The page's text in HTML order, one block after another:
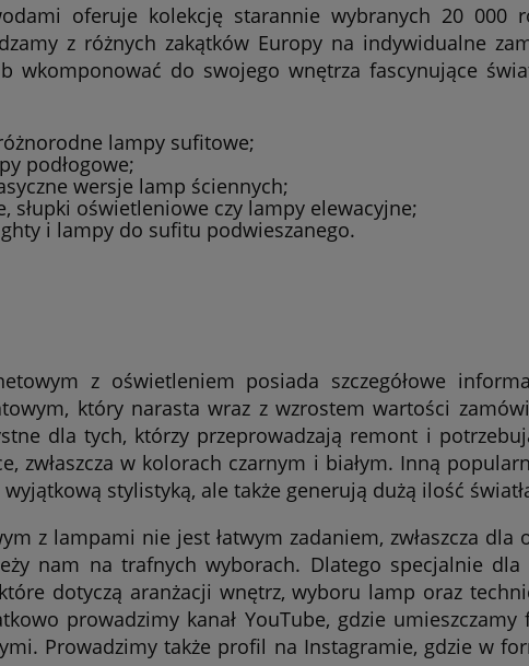
oferuje kolekcję starannie wybranych 20 000
z różnych zakątków Europy na indywidualne
do swojego wnętrza fascynujące
lampy sufitowe;
podłogowe;
wersje lamp ściennych;
oświetleniowe czy lampy elewacyjne;
i lampy do sufitu podwieszanego.
z oświetleniem posiada szczegółowe
który narasta wraz z wzrostem wartości
dla tych, którzy przeprowadzają remont i
zwłaszcza w kolorach czarnym i białym. Inną
stylistyką, ale także generują dużą ilość
z lampami nie jest łatwym zadaniem, zwłaszcza
nam na trafnych wyborach. Dlatego specjalnie
dotyczą aranżacji wnętrz, wyboru lamp oraz
prowadzimy kanał YouTube, gdzie
Prowadzimy także profil na Instagramie, gdzie w